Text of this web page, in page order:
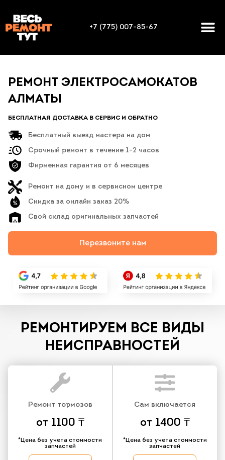
+7 (775) 007-85-67
РЕМОНТ ЭЛЕКТРОСАМОКАТОВ
АЛМАТЫ
БЕСПЛАТНАЯ ДОСТАВКА В СЕРВИС И ОБРАТНО
Бесплатный выезд мастера на дом
Срочный ремонт в течение 1-2 часов
Фирменная гарантия от 6 месяцев
Ремонт на дому и в сервисном центре
Скидка за онлайн заказ 20%
Свой склад оригинальных запчастей
Перезвоните нам
РЕМОНТИРУЕМ ВСЕ ВИДЫ
НЕИСПРАВНОСТЕЙ
Ремонт тормозов
от 1100 ₸
*Цена без учета стоимости
запчастей
Сам включается
от 1400 ₸
*Цена без учета стоимости
запчастей